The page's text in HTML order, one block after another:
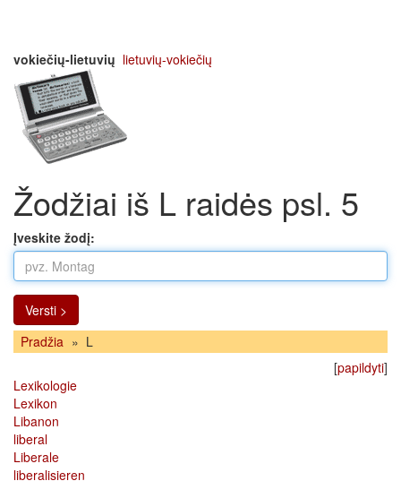
vokiečių-lietuvių lietuvių-vokiečių
Žodžiai iš L raidės psl. 5
Įveskite žodį:
Versti >
Pradžia » L
[papildyti]
Lexikologie
Lexikon
Libanon
liberal
Liberale
liberalisieren